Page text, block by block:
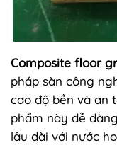
Composite floor
pháp sàn công
cao độ bền và an
phẩm này dễ
lâu dài với nước